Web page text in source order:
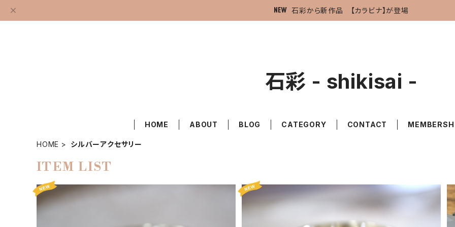
石彩から新作品 【カラビナ】が登場
石彩 - shikisai -
HOME ABOUT BLOG CATEGORY CONTACT
HOME シルバーアクセサリー
ITEM LIST